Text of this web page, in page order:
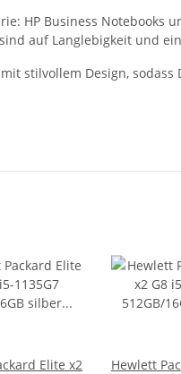
HP Business
auf Langlebigkeit und
stilvollem Design,
Elite x2
Hewlett